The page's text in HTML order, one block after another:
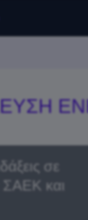
σε
ΣΑΕΚ και